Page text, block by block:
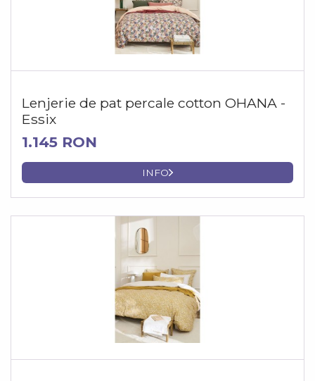
Lenjerie de pat percale cotton OHANA -
Essix
1.145 RON
INFO